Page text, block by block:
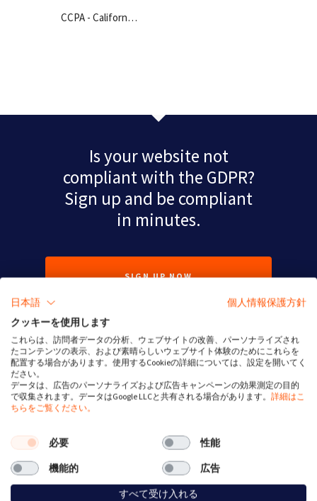
CCPA - Californ…
Is your website not
compliant with the GDPR?
Sign up and be compliant
in minutes.
SIGN UP NOW
Service Status
GDPR とは
日本語
個人情報保護方針
クッキーを使用します
これらは、訪問者データの分析、ウェブサイトの改善、パーソナライズされ
たコンテンツの表示、および素晴らしいウェブサイト体験のためにこれらを
配置する場合があります。使用するCookieの詳細については、設定を開いてく
ださい。
データは、広告のパーソナライズおよび広告キャンペーンの効果測定の目的
で収集されます。データはGoogle LLCと共有される場合があります。 詳細はこ
ちらをご覧ください。
必要
性能
機能的
広告
すべて受け入れる